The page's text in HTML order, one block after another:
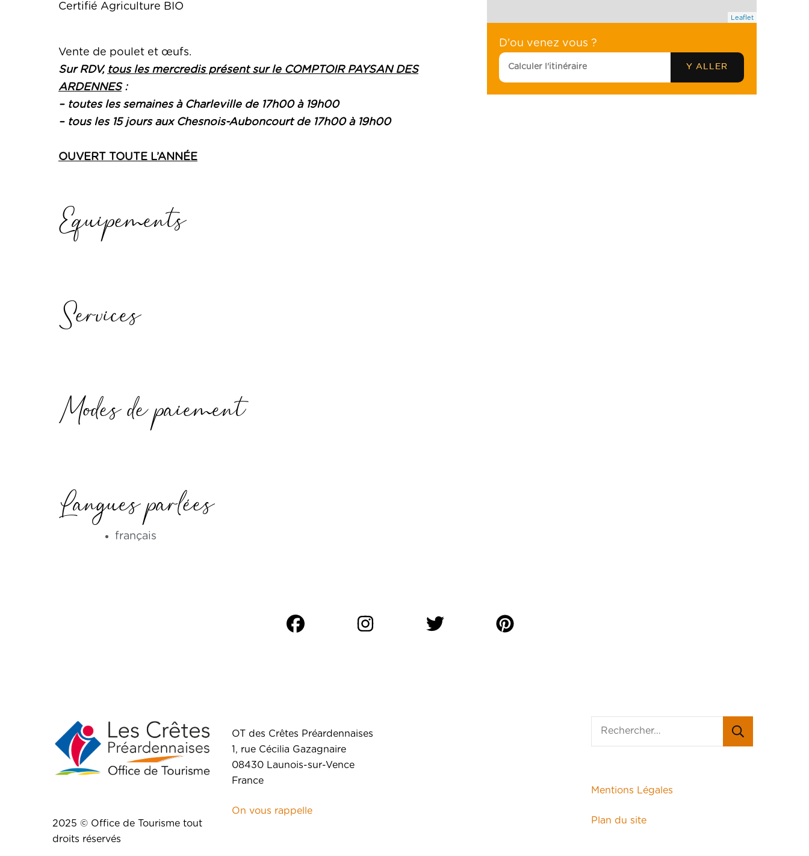
Certifié Agriculture BIO
Vente de poulet et œufs.
Sur RDV, tous les mercredis présent sur le COMPTOIR PAYSAN DES
ARDENNES:
– toutes les semaines à Charleville de 17h00 à 19h00
– tous les 15 jours aux Chesnois-Auboncourt de 17h00 à 19h00
OUVERT TOUTE L’ANNÉE
Equipements
Services
Modes de paiement
Langues parlées
français
Leaflet
D'ou venez vous ?
2025 © Office de Tourisme tout
droits réservés
OT des Crêtes Préardennaises
1, rue Cécilia Gazagnaire
08430 Launois-sur-Vence
France
On vous rappelle
Mentions Légales
Plan du site